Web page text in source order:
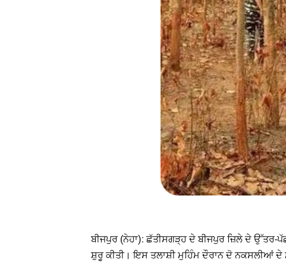
ਬੀਜਪੁਰ (ਨੇਹਾ): ਛੱਤੀਸਗੜ੍ਹ ਦੇ ਬੀਜਪੁਰ ਜ਼ਿਲੇ ਦੇ ਉੱਤਰ-
ਸ਼ੁਰੂ ਕੀਤੀ। ਇਸ ਤਲਾਸ਼ੀ ਮੁਹਿੰਮ ਦੌਰਾਨ ਦੋ ਨਕਸਲੀਆਂ ਦੇ